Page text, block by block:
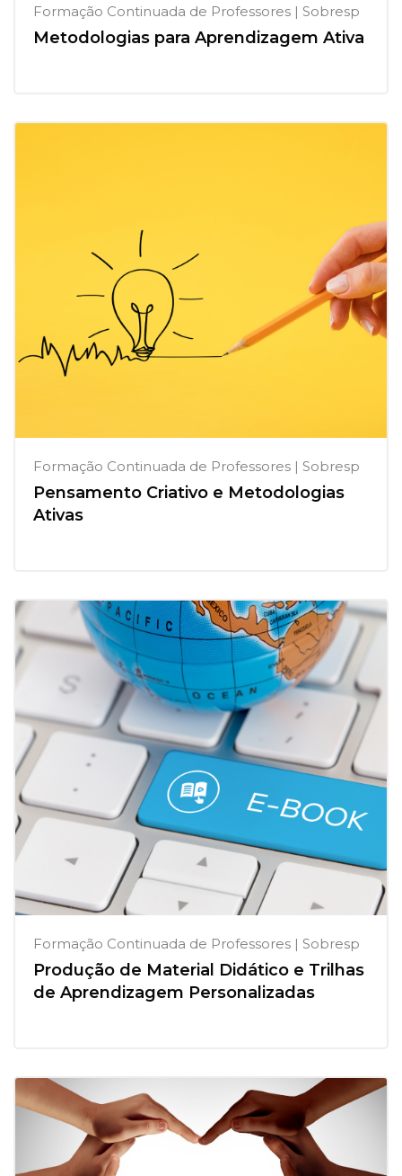
Formação Continuada de Professores | Sobresp
Metodologias para Aprendizagem Ativa
Formação Continuada de Professores | Sobresp
Pensamento Criativo e Metodologias
Ativas
Formação Continuada de Professores | Sobresp
Produção de Material Didático e Trilhas
de Aprendizagem Personalizadas